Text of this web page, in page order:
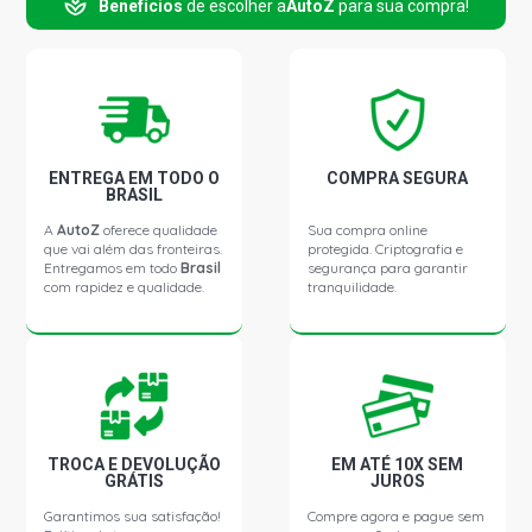
PUNTO STD HATCH 1.4 8V FIRE FLEX (2007 - 2011)
2017)
PUNTO ELX HATCH 1.4 8V FIRE FLEX (2007 - 2011)
PUNTO ESSENCE HATCH 1.8 16V E-TORQ FLEX (2011 -
2013)
PUNTO SPORTING HATCH 1.8 16V E-TORQ FLEX (2011 -
Benefícios de escolher aAutoZ para sua compra!
ENTREGA EM TODO O
BRASIL
AAutoZ oferece qualidade
que vai além das fronteiras.
Entregamos em todoBrasil
com rapidez e qualidade.
COMPRA SEGURA
Sua compra online
protegida. Criptografia e
segurança para garantir
tranquilidade.
TROCA E DEVOLUÇÃO
GRÁTIS
Garantimos sua satisfação!
EM ATÉ 10X SEM
JUROS
Compre agora e pague sem